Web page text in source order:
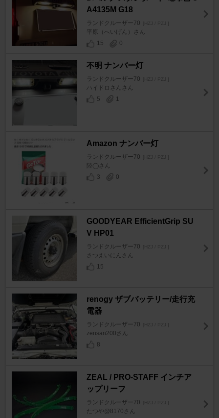
A4135M G18
ランドクルーザー70 [HZJ / PZJ ]
平原（へいげん）さん
15
0
不明 ナンバー灯
ランドクルーザー70 [HZJ / PZJ ]
ハイドロさんさん
5
1
Amazon ナンバー灯
ランドクルーザー70 [HZJ / PZJ ]
陸◯さん
3
0
GOODYEAR EfficientGrip SU
V HP01
ランドクルーザー70 [HZJ / PZJ ]
さつえいにんさん
15
renogy ザブバッテリー/走行充
電器
ランドクルーザー70 [HZJ / PZJ ]
zensan200さん
8
ZEAL / PRO-STAFF インチア
ップリーフ
ランドクルーザー70 [HZJ / PZJ ]
たつや@8170さん